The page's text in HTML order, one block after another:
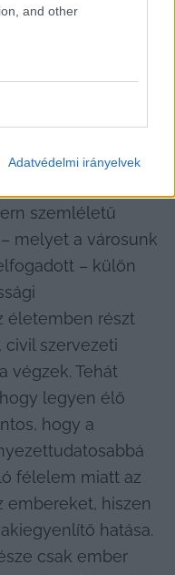
and other
Adatvédelmi irányelvek
hogy
nem értesítették
kell
az erdészeti
szemléletű
melyet a városunk
– külön
életemben részt
szervezeti
végzek. Tehát
legyen élő
hogy a
félelem miatt az
embereket, hiszen
hatása.
csak ember